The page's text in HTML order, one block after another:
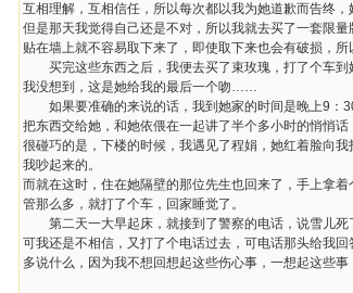
互相理解，互相信任，所以每次都以我为她道歉而告终
但是那天我觉得自己还是不对，所以我就去买了一套限
贴在墙上就不容易取下来了，即使取下来也会有破损，所
买完这些东西之后，我便去买了束玫瑰，打了个车到
我没想到，这是她给我的最后一个吻……
如果要准确的来说的话，我到她家的时间是晚上9：
把东西交给她，和她依偎在一起讲了半个多小时的悄悄
很碰巧的是，下楼的时候，我遇见了程娟，她红着脸向
我吵起来的。
而就在这时，住在她隔壁的那位先生也回来了，手上拿
管那么多，就打了个车，回家睡觉了。
第二天一大早起床，就接到了警察的电话，说雪儿死
可我还是不相信，又打了个电话过去，可电话那头给我
多说什么，因为我不想回想起这些伤心事，一想起这些